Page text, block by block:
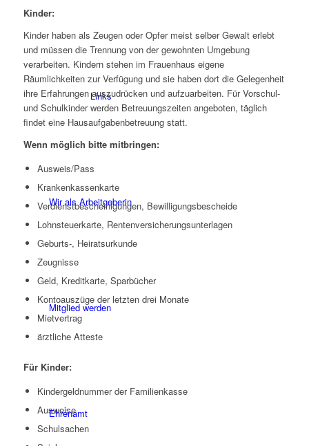
Links
Wir als Arbeitgeberin
Mitglied werden
Ehrenamt
Kinder:
Kinder haben als Zeugen oder Opfer meist selber Gewalt erlebt
und müssen die Trennung von der gewohnten Umgebung
verarbeiten. Kindern stehen im Frauenhaus eigene
Räumlichkeiten zur Verfügung und sie haben dort die Gelegenheit
ihre Erfahrungen auszudrücken und aufzuarbeiten. Für Vorschul-
und Schulkinder werden Betreuungszeiten angeboten, täglich
findet eine Hausaufgabenbetreuung statt.
Wenn möglich bitte mitbringen:
Ausweis/Pass
Krankenkassenkarte
Verdienstbescheinigungen, Bewilligungsbescheide
Lohnsteuerkarte, Rentenversicherungsunterlagen
Geburts-, Heiratsurkunde
Zeugnisse
Geld, Kreditkarte, Sparbücher
Kontoauszüge der letzten drei Monate
Mietvertrag
ärztliche Atteste
Für Kinder:
Kindergeldnummer der Familienkasse
Ausweise
Schulsachen